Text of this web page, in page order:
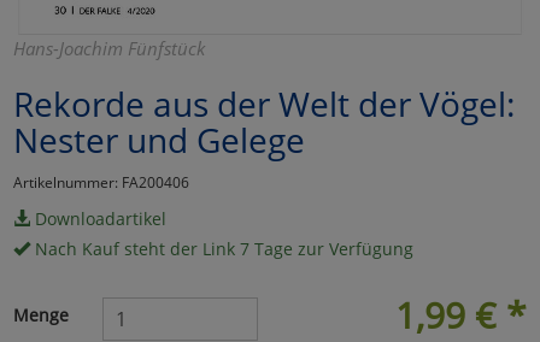
Hans-Joachim Fünfstück
Rekorde aus der Welt der Vögel:
Nester und Gelege
Artikelnummer: FA200406
Downloadartikel
Nach Kauf steht der Link 7 Tage zur Verfügung
1,99 € *
Menge
Marketing
Umfragetools
Cookies
Einstellungen speichern
zu Haupptseite